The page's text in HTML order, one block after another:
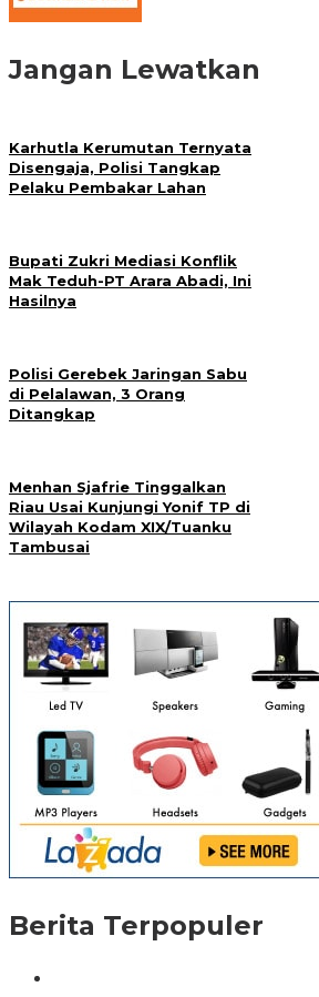
Jangan Lewatkan
Karhutla Kerumutan Ternyata
Disengaja, Polisi Tangkap
Pelaku Pembakar Lahan
Bupati Zukri Mediasi Konflik
Mak Teduh-PT Arara Abadi, Ini
Hasilnya
Polisi Gerebek Jaringan Sabu
di Pelalawan, 3 Orang
Ditangkap
Menhan Sjafrie Tinggalkan
Riau Usai Kunjungi Yonif TP di
Wilayah Kodam XIX/Tuanku
Tambusai
Berita Terpopuler